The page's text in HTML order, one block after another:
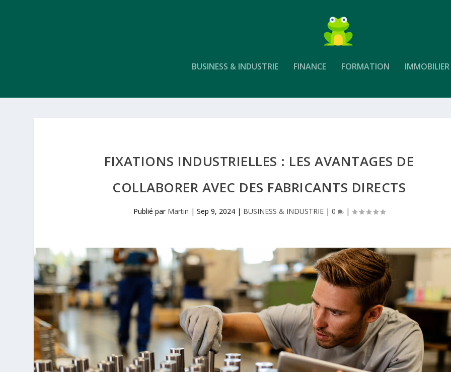
BUSINESS & INDUSTRIE FINANCE FORMATION IMMOBILIER
FIXATIONS INDUSTRIELLES : LES AVANTAGES DE
COLLABORER AVEC DES FABRICANTS DIRECTS
Publié par Martin | Sep 9, 2024| BUSINESS & INDUSTRIE| 0 |